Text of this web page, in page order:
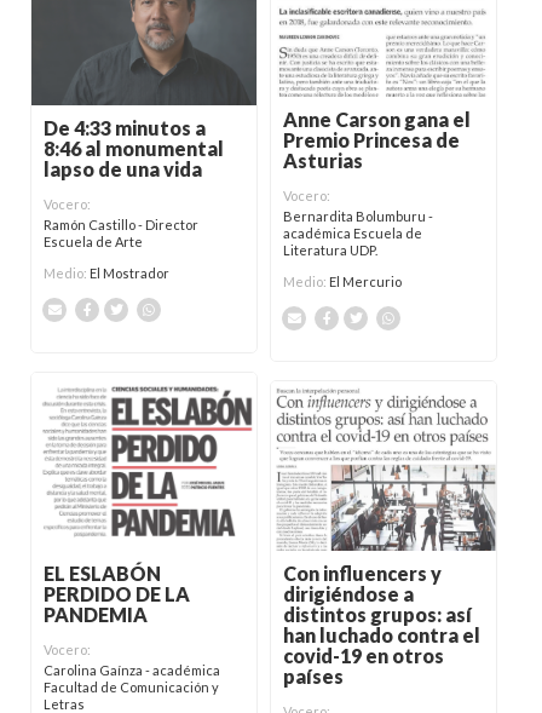
Anne Carson gana el
Premio Princesa de
Asturias
Vocero:
Bernardita Bolumburu -
académica Escuela de
Literatura UDP.
Medio: El Mercurio
De 4:33 minutos a
8:46 al monumental
lapso de una vida
Vocero:
Ramón Castillo - Director
Escuela de Arte
Medio: El Mostrador
EL ESLABÓN
PERDIDO DE LA
PANDEMIA
Vocero:
Carolina Gaínza - académica
Facultad de Comunicación y
Letras
Con influencers y
dirigiéndose a
distintos grupos: así
han luchado contra el
covid-19 en otros
países